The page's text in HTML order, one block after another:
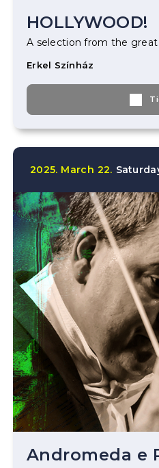
HOLLYWOOD!
A selection from the
Erkel Színház
2025. March 22.
Andromeda e